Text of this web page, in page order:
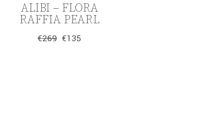
ALIBI – FLORA
RAFFIA PEARL
€269
Original
€135
Η